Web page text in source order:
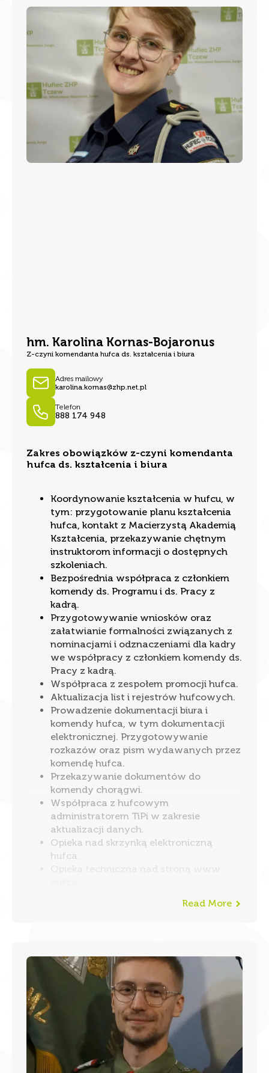
hm. Karolina Kornas-Bojaronus
Z-czyni komendanta hufca ds. kształcenia i biura
Adres mailowy
karolina.kornas@zhp.net.pl
Telefon
888 174 948
Zakres obowiązków z-czyni komendanta
hufca ds. kształcenia i biura
Koordynowanie kształcenia w hufcu, w
tym: przygotowanie planu kształcenia
hufca, kontakt z Macierzystą Akademią
Kształcenia, przekazywanie chętnym
instruktorom informacji o dostępnych
szkoleniach.
Bezpośrednia współpraca z członkiem
komendy ds. Programu i ds. Pracy z
kadrą.
Przygotowywanie wniosków oraz
załatwianie formalności związanych z
nominacjami i odznaczeniami dla kadry
we współpracy z członkiem komendy ds.
Pracy z kadrą.
Współpraca z zespołem promocji hufca.
Aktualizacja list i rejestrów hufcowych.
Prowadzenie dokumentacji biura i
komendy hufca, w tym dokumentacji
elektronicznej. Przygotowywanie
rozkazów oraz pism wydawanych przez
komendę hufca.
Przekazywanie dokumentów do
komendy chorągwi.
Współpraca z hufcowym
administratorem TiPi w zakresie
aktualizacji danych.
Opieka nad skrzynką elektroniczną
hufca.
Read More